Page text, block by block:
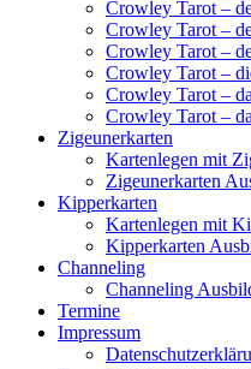
Crowley Tarot –
Crowley Tarot –
Crowley Tarot –
Crowley Tarot –
Crowley Tarot –
Crowley Tarot –
Zigeunerkarten
Kartenlegen mit
Zigeunerkarten
Kipperkarten
Kartenlegen mit
Kipperkarten
Channeling
Channeling
Termine
Impressum